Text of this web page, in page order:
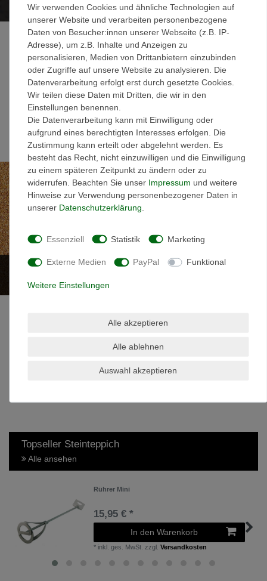
Gönnen Sie sich etwas Besonderes mit
Edelsteinteppich von Terralith®. Ein Highlight für
innen und außen. Lassen Sie ich von Amethyst,
Aventurin, Hämatit, Jaspis, Sodalith und Tigerauge
verzaubern.
jetzt ansehen
Terralith®-Kompaktbodender extrafeine
dekorativ. Erhältlich in vielen Farbvarianten.
Topseller Steinteppich
Alle ansehen
Rührer Mini
15,95 € *
In den Warenkorb
* inkl. ges. MwSt. zzgl.Versandkosten
Wir verwenden Cookies und ähnliche Technologien auf
unserer Website und verarbeiten personenbezogene
Daten von Besucher:innen unserer Webseite (z.B. IP-
Adresse), um z.B. Inhalte und Anzeigen zu
personalisieren, Medien von Drittanbietern einzubinden
oder Zugriffe auf unsere Website zu analysieren. Die
Datenverarbeitung erfolgt erst durch gesetzte Cookies.
Wir teilen diese Daten mit Dritten, die wir in den
Einstellungen benennen.
Die Datenverarbeitung kann mit Einwilligung oder
aufgrund eines berechtigten Interesses erfolgen. Die
Zustimmung kann erteilt oder abgelehnt werden. Es
besteht das Recht, nicht einzuwilligen und die Einwilligung
zu einem späteren Zeitpunkt zu ändern oder zu
widerrufen. Beachten Sie unser Impressum und weitere
Hinweise zur Verwendung personenbezogener Daten in
unserer Daten­schutz­erklärung
Essenziell Statistik Marketing
Externe Medien PayPal Funktional
Weitere Einstellungen
Alle akzeptieren
Alle ablehnen
Auswahl akzeptieren